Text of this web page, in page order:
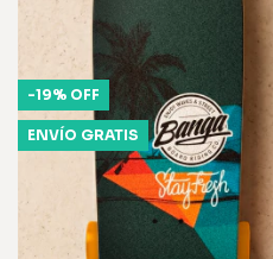
-19% OFF
ENVÍO GRATIS